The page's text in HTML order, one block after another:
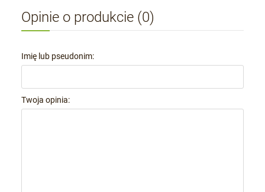
Opinie o produkcie (0)
Imię lub pseudonim:
Twoja opinia: